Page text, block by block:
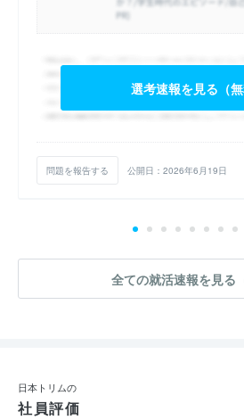
選考速報を見る（無
問題を報告する 公開日：2026年6月19日
全ての就活速報を見る
日本トリムの
社員評価